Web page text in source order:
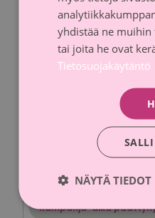
Roosa nauha -
Lahjoitusosuus
10 %
Kampanja-aika
yhdistää ne
tai joita he ovat
Tietosuojakäytäntö
NÄYTÄ TIEDOT